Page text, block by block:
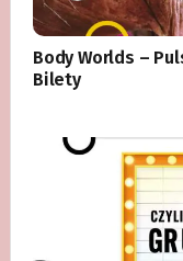
Body Worlds –
Bilety